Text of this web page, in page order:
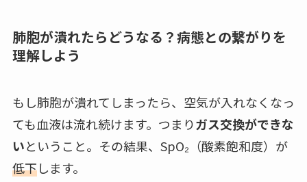
肺胞が潰れたらどうなる？病態との繋がりを
理解しよう
もし肺胞が潰れてしまったら、空気が入れなくなっ
ても血液は流れ続けます。つまりガス交換ができな
いということ。その結果、SpO₂（酸素飽和度）が
低下します。